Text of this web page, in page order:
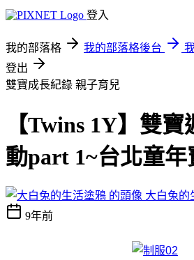
登入
我的部落格 我的部落格後台
登出
雙寶成長紀錄 親子育兒
【Twins 1Y】雙
動part 1~台北童年
大白兔的
9年前